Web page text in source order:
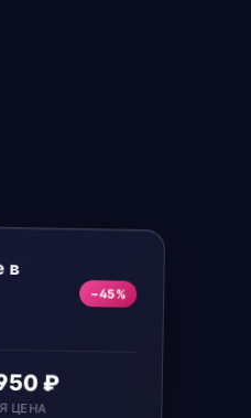
в
−45%
₽
ЦЕНА